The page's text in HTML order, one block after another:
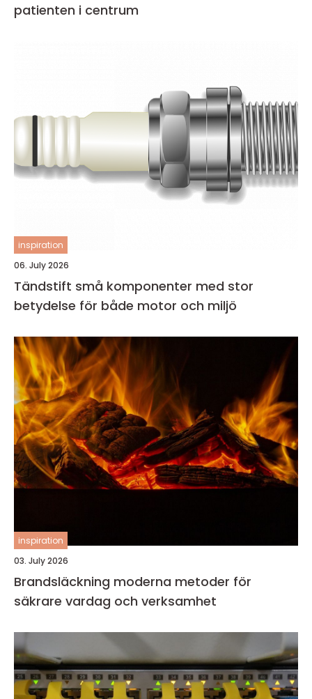
patienten i centrum
inspiration
06. July 2026
Tändstift små komponenter med stor
betydelse för både motor och miljö
inspiration
03. July 2026
Brandsläckning moderna metoder för
säkrare vardag och verksamhet